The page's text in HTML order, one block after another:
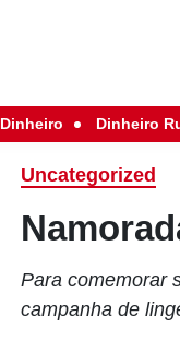
Dinheiro Dinheiro
Uncategorized
Para comemorar
campanha de